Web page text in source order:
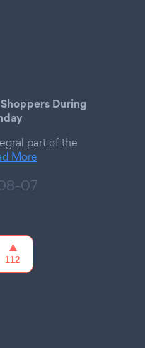
During
part of the
More
07